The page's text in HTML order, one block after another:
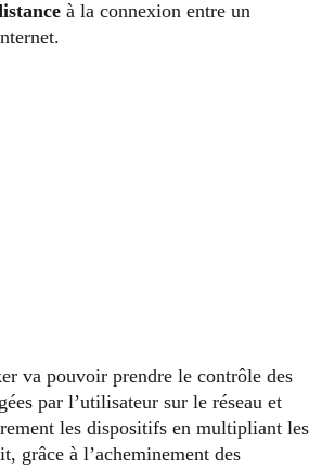
à la connexion entre un
va pouvoir prendre le contrôle des
par l’utilisateur sur le réseau et
les dispositifs en multipliant les
grâce à l’acheminement des